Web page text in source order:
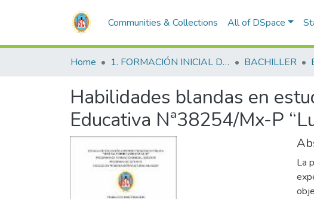
Communities & Collections All of DSpace
Home 1. FORMACIÓN INICIAL DOCENTE BACHILLER
Habilidades blandas en
Educativa Nª38254/Mx-P
La